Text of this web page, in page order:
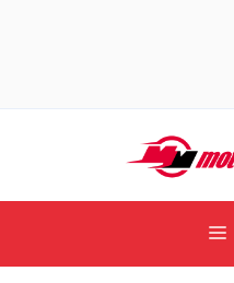
contenuto